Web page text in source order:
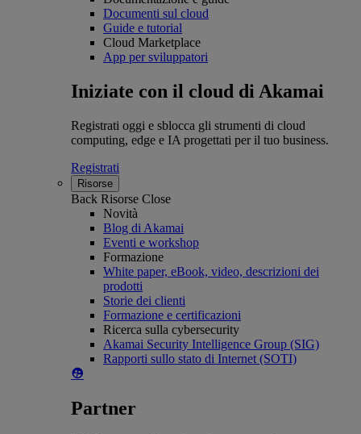
Documenti sul cloud
Guide e tutorial
Cloud Marketplace
App per sviluppatori
Iniziate con il cloud di Akamai
Registrati oggi e sblocca gli strumenti di cloud
computing, edge e IA progettati per il tuo business.
Registrati
Risorse
Back Risorse Close
Novità
Blog di Akamai
Eventi e workshop
Formazione
White paper, eBook, video, descrizioni dei
prodotti
Storie dei clienti
Formazione e certificazioni
Ricerca sulla cybersecurity
Akamai Security Intelligence Group (SIG)
Rapporti sullo stato di Internet (SOTI)
Partner